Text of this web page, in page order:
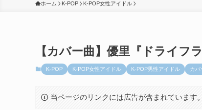
ホーム K-POP K-POP女性アイドル
【カバー曲】優里『ドライフ
K-POP K-POP女性アイドル K-POP男性アイドル カバ
当ページのリンクには広告が含まれています。